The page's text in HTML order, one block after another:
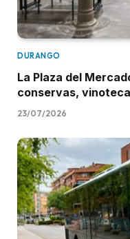
DURANGO
La Plaza del
conservas,
23/07/2026